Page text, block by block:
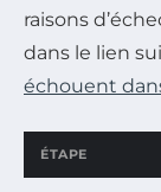
raisons
dans le lien
échouent
ÉTAPE